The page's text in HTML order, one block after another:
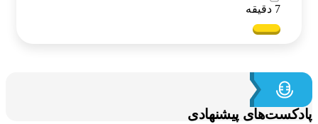
پیشنهادی